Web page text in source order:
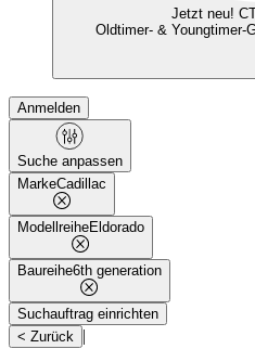
Jetzt neu!
Oldtimer- & Youngtimer-
Anmelden
Suche anpassen
MarkeCadillac
ModellreiheEldorado
Baureihe6th generation
Suchauftrag einrichten
< Zurück |